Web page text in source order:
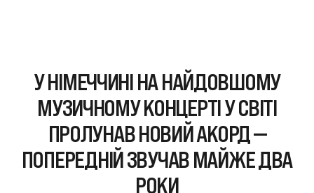
У НІМЕЧЧИНІ НА НАЙДОВШОМУ
МУЗИЧНОМУ КОНЦЕРТІ У СВІТІ
ПРОЛУНАВ НОВИЙ АКОРД —
ПОПЕРЕДНІЙ ЗВУЧАВ МАЙЖЕ ДВА
РОКИ